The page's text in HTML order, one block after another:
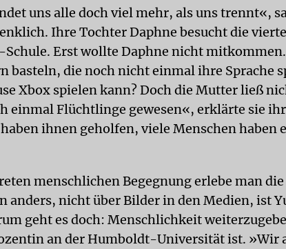
uns alle doch viel mehr, als uns trennt«,
Ihre Tochter Daphne besucht die
Erst wollte Daphne nicht
basteln, die noch nicht einmal ihre Sprache
Xbox spielen kann? Doch die Mutter ließ
einmal Flüchtlinge gewesen«, erklärte sie
ihnen geholfen, viele Menschen haben
menschlichen Begegnung erlebe man
anders, nicht über Bilder in den Medien, ist
geht es doch: Menschlichkeit
an der Humboldt-Universität ist. »Wir